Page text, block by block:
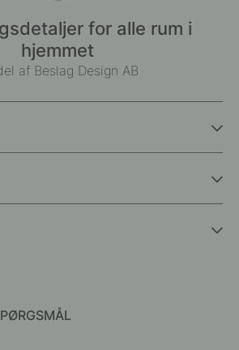
for alle rum i
hjemmet
af Beslag Design AB